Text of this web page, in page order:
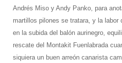
Andrés Miso y Andy Panko, para
martillos pilones se tratara, y la labor
en la subida del balón aurinegro,
rescate del Montakit Fuenlabrada
siquiera un buen arreón canarista